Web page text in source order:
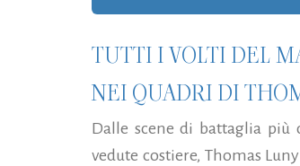
TUTTI I VOLTI DEL
NEI QUADRI DI
Dalle scene di battaglia più
vedute costiere, Thomas